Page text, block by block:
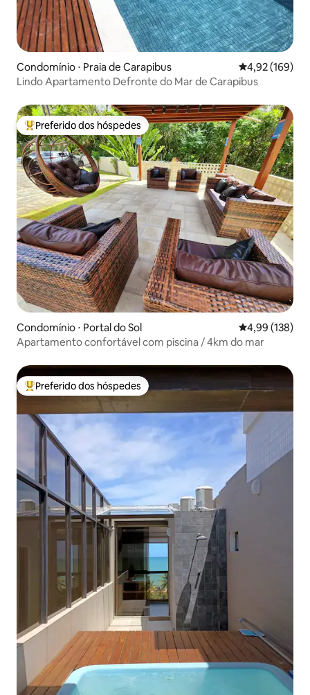
Condomínio ⋅ Praia de Carapibus 4,92 de uma
4,92 (169)
Lindo Apartamento Defronte do Mar de Carapibus
Entre os melhores preferidos dos hóspedes
Preferido dos hóspedes
Condomínio ⋅ Portal do Sol 4,99 de uma
4,99 (138)
Apartamento confortável com piscina / 4km do mar
Entre os melhores preferidos dos hóspedes
Preferido dos hóspedes